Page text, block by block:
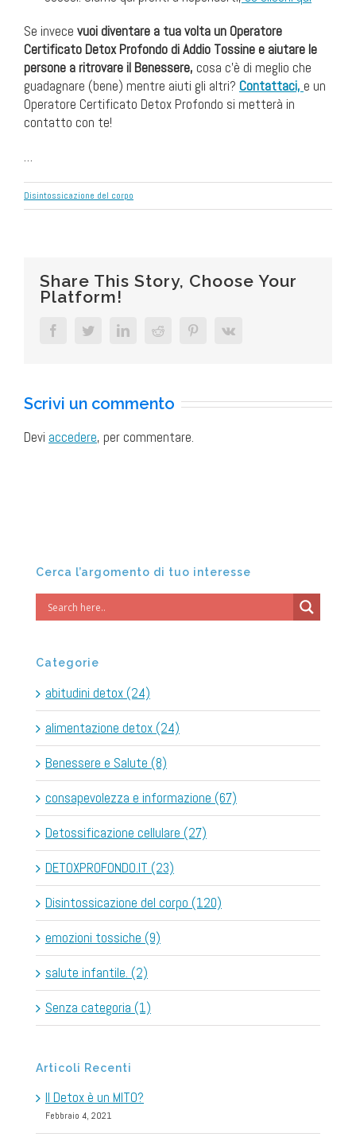
Se invece vuoi diventare a tua volta un Operatore
Certificato Detox Profondo di Addio Tossine e aiutare le
persone a ritrovare il Benessere, cosa c’è di meglio che
guadagnare (bene) mentre aiuti gli altri? Contattaci, e un
Operatore Certificato Detox Profondo si metterà in
contatto con te!
…
Disintossicazione del corpo
Share This Story, Choose Your
Platform!
FacebookTwitterLinkedInReddit PinterestVk
Scrivi un commento
Devi accedere, per commentare.
Cerca l’argomento di tuo interesse
Categorie
abitudini detox (24)
alimentazione detox (24)
Benessere e Salute (8)
consapevolezza e informazione (67)
Detossificazione cellulare (27)
DETOXPROFONDO.IT (23)
Disintossicazione del corpo (120)
emozioni tossiche (9)
salute infantile. (2)
Senza categoria (1)
Articoli Recenti
Il Detox è un MITO?
Febbraio 4, 2021